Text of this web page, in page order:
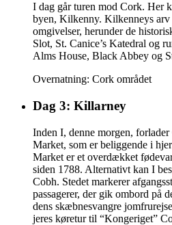
I dag går turen mod Cork. Her
byen, Kilkenny. Kilkenneys
omgivelser, herunder de
Slot, St. Canice’s Katedral og
Alms House, Black Abbey og
Overnatning: Cork området
Dag 3: Killarney
Inden I, denne morgen,
Market, som er beliggende i
Market er et overdækket
siden 1788. Alternativt kan I
Cobh. Stedet markerer
passagerer, der gik ombord på
dens skæbnesvangre
jeres køretur til “Kongeriget”